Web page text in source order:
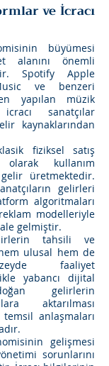
ve İcracı
büyümesi
alanını önemli
Spotify Apple
ve benzeri
yapılan müzik
sanatçılar
kaynaklarından
fiziksel satış
kullanım
üretmektedir.
gelirleri
algoritmaları
modelleriyle
gelmiştir.
tahsili ve
ulusal hem de
faaliyet
yabancı dijital
gelirlerin
aktarılması
temsil anlaşmaları
gelişmesi
sorunlarını